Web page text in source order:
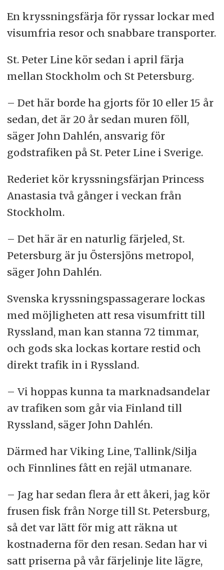
En kryssningsfärja för ryssar lockar med
visumfria resor och snabbare transporter.
St. Peter Line kör sedan i april färja
mellan Stockholm och St Petersburg.
– Det här borde ha gjorts för 10 eller 15 år
sedan, det är 20 år sedan muren föll,
säger John Dahlén, ansvarig för
godstrafiken på St. Peter Line i Sverige.
Rederiet kör kryssningsfärjan Princess
Anastasia två gånger i veckan från
Stockholm.
– Det här är en naturlig färjeled, St.
Petersburg är ju Östersjöns metropol,
säger John Dahlén.
Svenska kryssningspassagerare lockas
med möjligheten att resa visumfritt till
Ryssland, man kan stanna 72 timmar,
och gods ska lockas kortare restid och
direkt trafik in i Ryssland.
– Vi hoppas kunna ta marknadsandelar
av trafiken som går via Finland till
Ryssland, säger John Dahlén.
Därmed har Viking Line, Tallink/Silja
och Finnlines fått en rejäl utmanare.
– Jag har sedan flera år ett åkeri, jag kör
frusen fisk från Norge till St. Petersburg,
så det var lätt för mig att räkna ut
kostnaderna för den resan. Sedan har vi
satt priserna på vår färjelinje lite lägre,